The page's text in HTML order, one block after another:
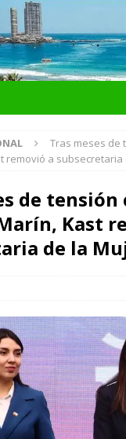
Tras meses de
removió a subsecretaria
de tensión
Kast
de la